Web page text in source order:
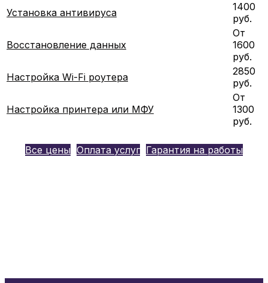
Установка антивируса
1400
руб.
Восстановление данных
От
1600
руб.
Настройка Wi-Fi роутера
2850
руб.
Настройка принтера или МФУ
От
1300
руб.
Все цены Оплата услуг Гарантия на работы